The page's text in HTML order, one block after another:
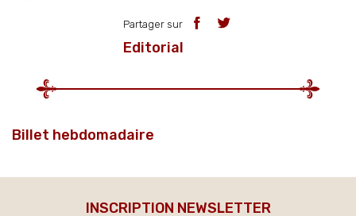
Partager sur
Editorial
Billet hebdomadaire
INSCRIPTION NEWSLETTER